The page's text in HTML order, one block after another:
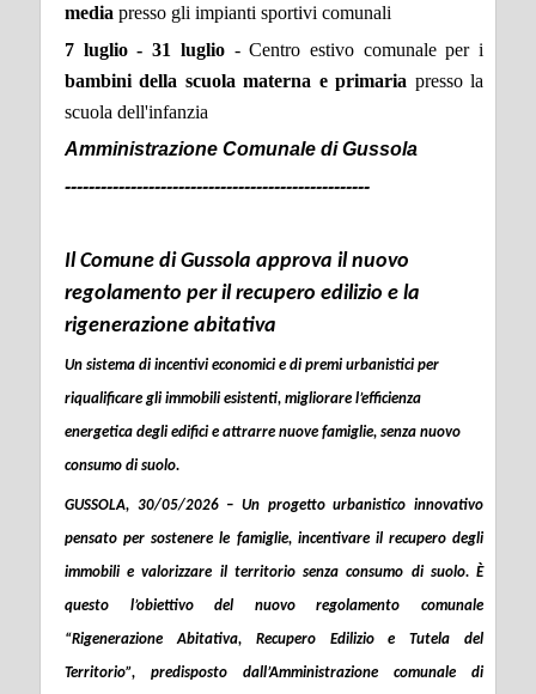
media presso gli impianti sportivi comunali
7 luglio - 31 luglio - Centro estivo comunale per i
bambini della scuola materna e primaria presso la
scuola dell'infanzia
Amministrazione Comunale di Gussola
---------------------------------------------------
Il Comune di Gussola approva il nuovo
regolamento per il recupero edilizio e la
rigenerazione abitativa
Un sistema di incentivi economici e di premi urbanistici per
riqualificare gli immobili esistenti, migliorare l’efficienza
energetica degli edifici e attrarre nuove famiglie, senza nuovo
consumo di suolo.
GUSSOLA, 30/05/2026 – Un progetto urbanistico innovativo
pensato per sostenere le famiglie, incentivare il recupero degli
immobili e valorizzare il territorio senza consumo di suolo. È
questo l’obiettivo del nuovo regolamento comunale
“Rigenerazione Abitativa, Recupero Edilizio e Tutela del
Territorio”, predisposto dall’Amministrazione comunale di